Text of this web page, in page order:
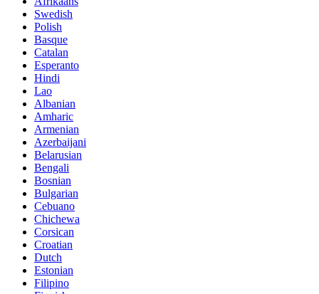
Swedish
Polish
Basque
Catalan
Esperanto
Hindi
Lao
Albanian
Amharic
Armenian
Azerbaijani
Belarusian
Bengali
Bosnian
Bulgarian
Cebuano
Chichewa
Corsican
Croatian
Dutch
Estonian
Filipino